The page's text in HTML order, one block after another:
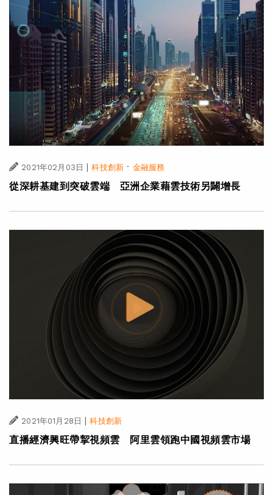
2021年02月03日 | 科技創新 · 金融服務
從深耕基建到突破雲端 亞洲企業藉雲技術另闢增長
2021年01月28日 | 科技創新
直播經濟興旺帶挈視頻雲 阿里雲領跑中國視頻雲市場